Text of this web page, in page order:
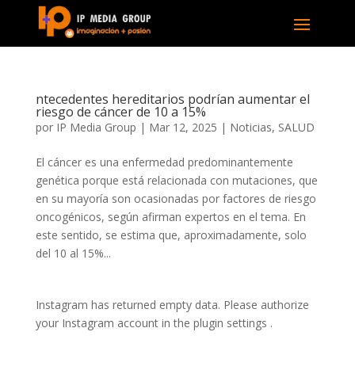
ntecedentes hereditarios podrían aumentar el
riesgo de cáncer de 10 a 15%
por IP Media Group | Mar 12, 2025 | Noticias, SALUD
El cáncer es una enfermedad predominantemente
genética porque está relacionada con mutaciones, que
en su mayoría son ocasionadas por factores de riesgo
oncogénicos, según afirman expertos en el tema. En
este sentido, se estima que, aproximadamente, solo
del 10 al 15%...
Instagram has returned empty data. Please authorize
your Instagram account in the plugin settings .